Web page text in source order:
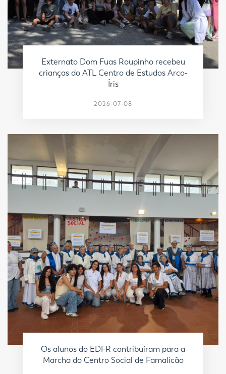
Externato Dom Fuas Roupinho recebeu
crianças do ATL Centro de Estudos Arco-
Íris
2026-07-08
Os alunos do EDFR contribuíram para a
Marcha do Centro Social de Famalicão